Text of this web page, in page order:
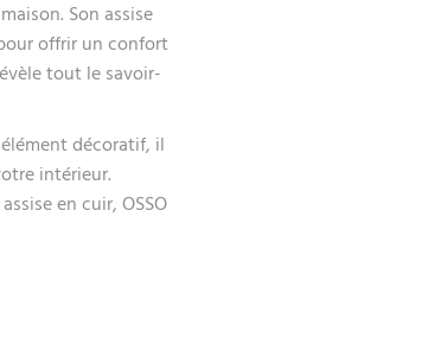
Son assise
offrir un confort
tout le savoir-
décoratif, il
intérieur.
en cuir, OSSO